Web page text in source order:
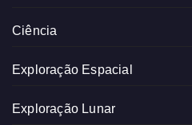
Ciência
Exploração Espacial
Exploração Lunar